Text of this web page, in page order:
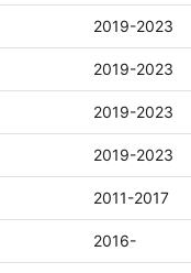
2019-2023
2019-2023
2019-2023
2019-2023
2011-2017
2016-